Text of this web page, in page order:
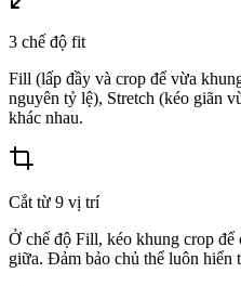
3 chế độ fit
Fill (lấp đầy và crop để vừa
nguyên tỷ lệ), Stretch (kéo giãn
khác nhau.
Cắt từ 9 vị trí
Ở chế độ Fill, kéo khung crop để
giữa. Đảm bảo chủ thể luôn hiển